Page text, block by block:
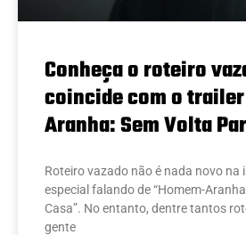
Conheça o roteiro
coincide com o
Aranha: Sem Volta
Roteiro vazado não é nada novo na
especial falando de “Homem-
Casa”. No entanto, dentre tantos
gente